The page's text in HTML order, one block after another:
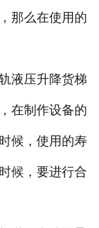
那么在使用的
液压升降货梯
在制作设备的
候，使用的寿
候，要进行合